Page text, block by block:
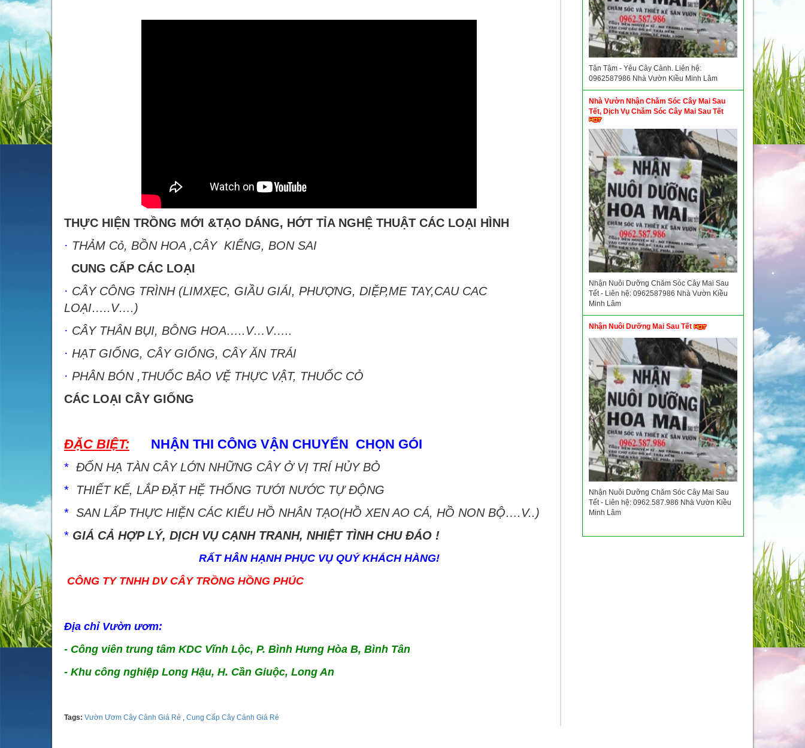
THỰC HIỆN TRỒNG MỚI &TẠO DÁNG, HỚT TỈA NGHỆ THUẬT CÁC LOẠI HÌNH
· THẢM Cỏ, BỒN HOA ,CÂY KIỂNG, BON SAI
CUNG CẤP CÁC LOẠI
· CÂY CÔNG TRÌNH (LIMXẸC, GIẦU GIÁI, PHƯỢNG, DIỆP,ME TAY,CAU CAC
LOẠI…..V….)
· CÂY THÂN BỤI, BÔNG HOA…..V…V…..
· HẠT GIỐNG, CÂY GIỐNG, CÂY ĂN TRÁI
· PHÂN BÓN ,THUỐC BẢO VỆ THỰC VẬT, THUỐC CỎ
CÁC LOẠI CÂY GIỐNG
ĐẶC BIỆT: NHẬN THI CÔNG VẬN CHUYỂN CHỌN GÓI
* ĐỐN HẠ TÀN CÂY LỚN NHỮNG CÂY Ở VỊ TRÍ HỦY BỎ
* THIẾT KẾ, LẮP ĐẶT HỆ THỐNG TƯỚI NƯỚC TỰ ĐỘNG
* SAN LẤP THỰC HIỆN CÁC KIỂU HỒ NHÂN TẠO(HỒ XEN AO CÁ, HỒ NON BỘ….V..)
* GIÁ CẢ HỢP LÝ, DỊCH VỤ CẠNH TRANH, NHIỆT TÌNH CHU ĐÁO !
RẤT HÂN HẠNH PHỤC VỤ QUÝ KHÁCH HÀNG!
CÔNG TY TNHH DV CÂY TRỒNG HỒNG PHÚC
Địa chỉ Vườn ươm:
- Công viên trung tâm KDC Vĩnh Lộc, P. Bình Hưng Hòa B, Bình Tân
- Khu công nghiệp Long Hậu, H. Cần Giuộc, Long An
Tags: Vườn Ươm Cây Cảnh Giá Rẻ , Cung Cấp Cây Cảnh Giá Rẻ
Tận Tậm - Yêu Cây Cảnh. Liên hệ:
0962587986 Nhà Vườn Kiều Minh Lâm
Nhà Vườn Nhận Chăm Sóc Cây Mai Sau
Tết, Dịch Vụ Chăm Sóc Cây Mai Sau Tết
Nhận Nuôi Dưỡng Chăm Sóc Cây Mai Sau
Tết - Liên hệ: 0962587986 Nhà Vườn Kiều
Minh Lâm
Nhận Nuôi Dưỡng Mai Sau Tết
Nhận Nuôi Dưỡng Chăm Sóc Cây Mai Sau
Tết - Liên hệ: 0962.587.986 Nhà Vườn Kiều
Minh Lâm